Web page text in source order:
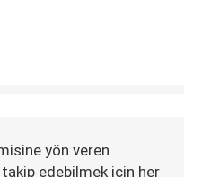
yön veren
edebilmek için her